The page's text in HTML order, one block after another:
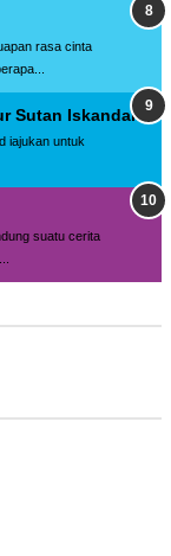
rasa cinta
Sutan Iskandar
iajukan untuk
suatu cerita